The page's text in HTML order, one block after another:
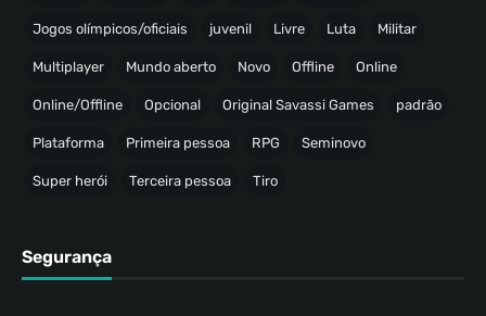
Jogos olímpicos/oficiais juvenil Livre Luta Militar
Multiplayer Mundo aberto Novo Offline Online
Online/Offline Opcional Original Savassi Games padrão
Plataforma Primeira pessoa RPG Seminovo
Super herói Terceira pessoa Tiro
Segurança